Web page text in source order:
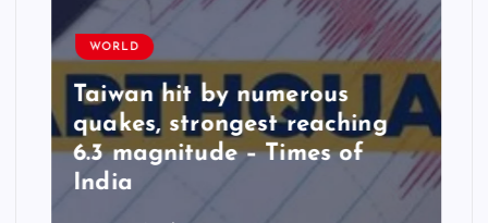
WORLD
Taiwan hit by numerous
quakes, strongest reaching
6.3 magnitude – Times of
India